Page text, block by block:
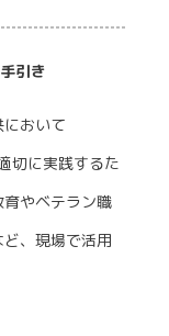
引き
おいて
切に実践するた
やベテラン職
、現場で活用